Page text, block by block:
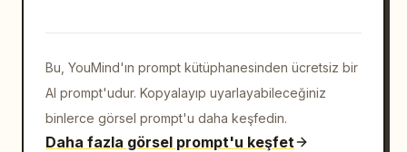
Bu, YouMind'ın prompt kütüphanesinden ücretsiz bir
AI prompt'udur. Kopyalayıp uyarlayabileceğiniz
binlerce görsel prompt'u daha keşfedin.
Daha fazla görsel prompt'u keşfet